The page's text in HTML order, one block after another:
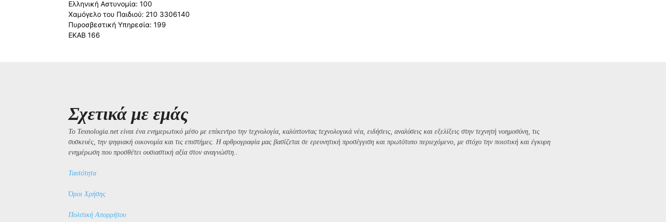
Ελληνική Αστυνομία: 100
Χαμόγελο του Παιδιού: 210 3306140
Πυροσβεστική Υπηρεσία: 199
ΕΚΑΒ 166
Σχετικά με εμάς
Το Texnologia.net είναι ένα ενημερωτικό μέσο με επίκεντρο την τεχνολογία, καλύπτοντας τεχνολογικά νέα, ειδήσεις, αναλύσεις και εξελίξεις στην τεχνητή νοημοσύνη, τις
συσκευές, την ψηφιακή οικονομία και τις επιστήμες. Η αρθρογραφία μας βασίζεται σε ερευνητική προσέγγιση και πρωτότυπο περιεχόμενο, με στόχο την ποιοτική και έγκυρη
ενημέρωση που προσθέτει ουσιαστική αξία στον αναγνώστη..
Ταυτότητα
Όροι Χρήσης
Πολιτική Απορρήτου